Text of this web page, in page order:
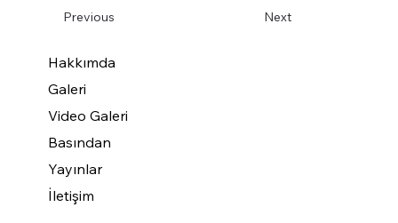
Previous Next
Hakkımda
Galeri
Video Galeri
Basından
Yayınlar
İletişim